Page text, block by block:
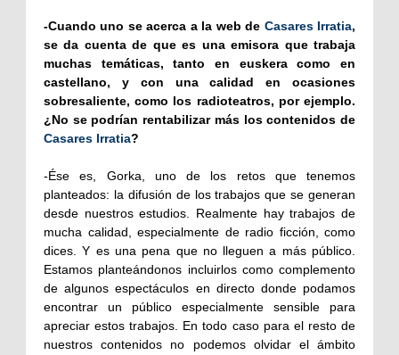
-Cuando uno se acerca a la web de Casares Irratia,
se da cuenta de que es una emisora que trabaja
muchas temáticas, tanto en euskera como en
castellano, y con una calidad en ocasiones
sobresaliente, como los radioteatros, por ejemplo.
¿No se podrían rentabilizar más los contenidos de
Casares Irratia?
-Ése es, Gorka, uno de los retos que tenemos
planteados: la difusión de los trabajos que se generan
desde nuestros estudios. Realmente hay trabajos de
mucha calidad, especialmente de radio ficción, como
dices. Y es una pena que no lleguen a más público.
Estamos planteándonos incluirlos como complemento
de algunos espectáculos en directo donde podamos
encontrar un público especialmente sensible para
apreciar estos trabajos. En todo caso para el resto de
nuestros contenidos no podemos olvidar el ámbito